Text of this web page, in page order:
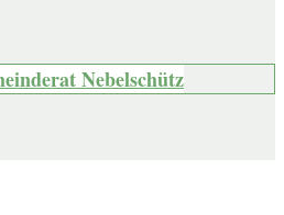
Nebelschütz